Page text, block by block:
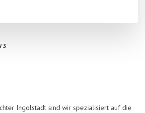
Ingolstadt sind wir spezialisiert auf die